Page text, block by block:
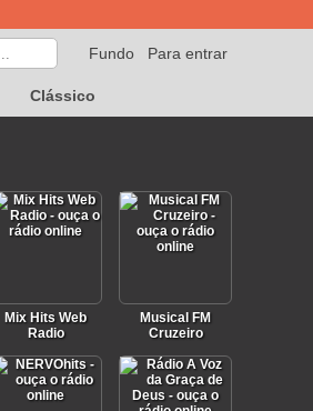
Para entrar
Fundo
Clássico
Mix Hits Web
Radio
Musical FM
Cruzeiro